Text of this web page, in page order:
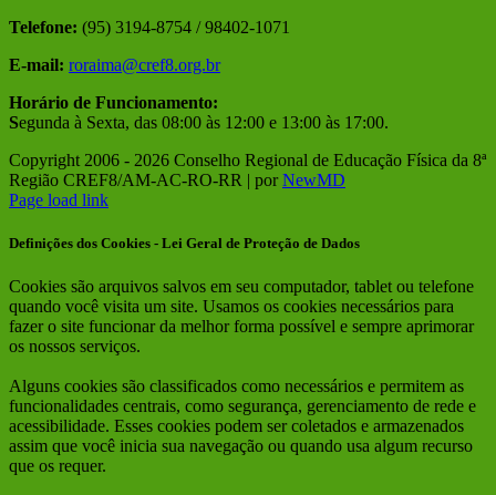
Telefone: (95) 3194-8754 / 98402-1071
E-mail: roraima@cref8.org.br
Horário de Funcionamento:
Segunda à Sexta, das 08:00 às 12:00 e 13:00 às 17:00.
Copyright 2006 - 2026 Conselho Regional de Educação Física da 8ª
Região CREF8/AM-AC-RO-RR | porNewMD
Facebook
Instagram
Page load link
Definições dos Cookies - Lei Geral de Proteção de Dados
Cookies são arquivos salvos em seu computador, tablet ou telefone
quando você visita um site. Usamos os cookies necessários para
fazer o site funcionar da melhor forma possível e sempre aprimorar
os nossos serviços.
Alguns cookies são classificados como necessários e permitem as
funcionalidades centrais, como segurança, gerenciamento de rede e
acessibilidade. Esses cookies podem ser coletados e armazenados
assim que você inicia sua navegação ou quando usa algum recurso
que os requer.